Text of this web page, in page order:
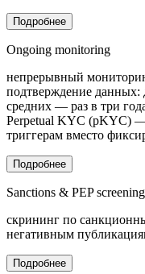
Подробнее
Ongoing monitoring
непрерывный
подтверждение
средних — раз в три
Perpetual KYC (pKYC) —
триггерам вместо
Подробнее
Sanctions & PEP screening
скрининг по
негативным
Подробнее